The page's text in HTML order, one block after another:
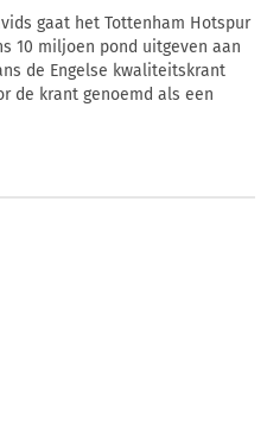
gaat het Tottenham Hotspur
10 miljoen pond uitgeven aan
de Engelse kwaliteitskrant
de krant genoemd als een